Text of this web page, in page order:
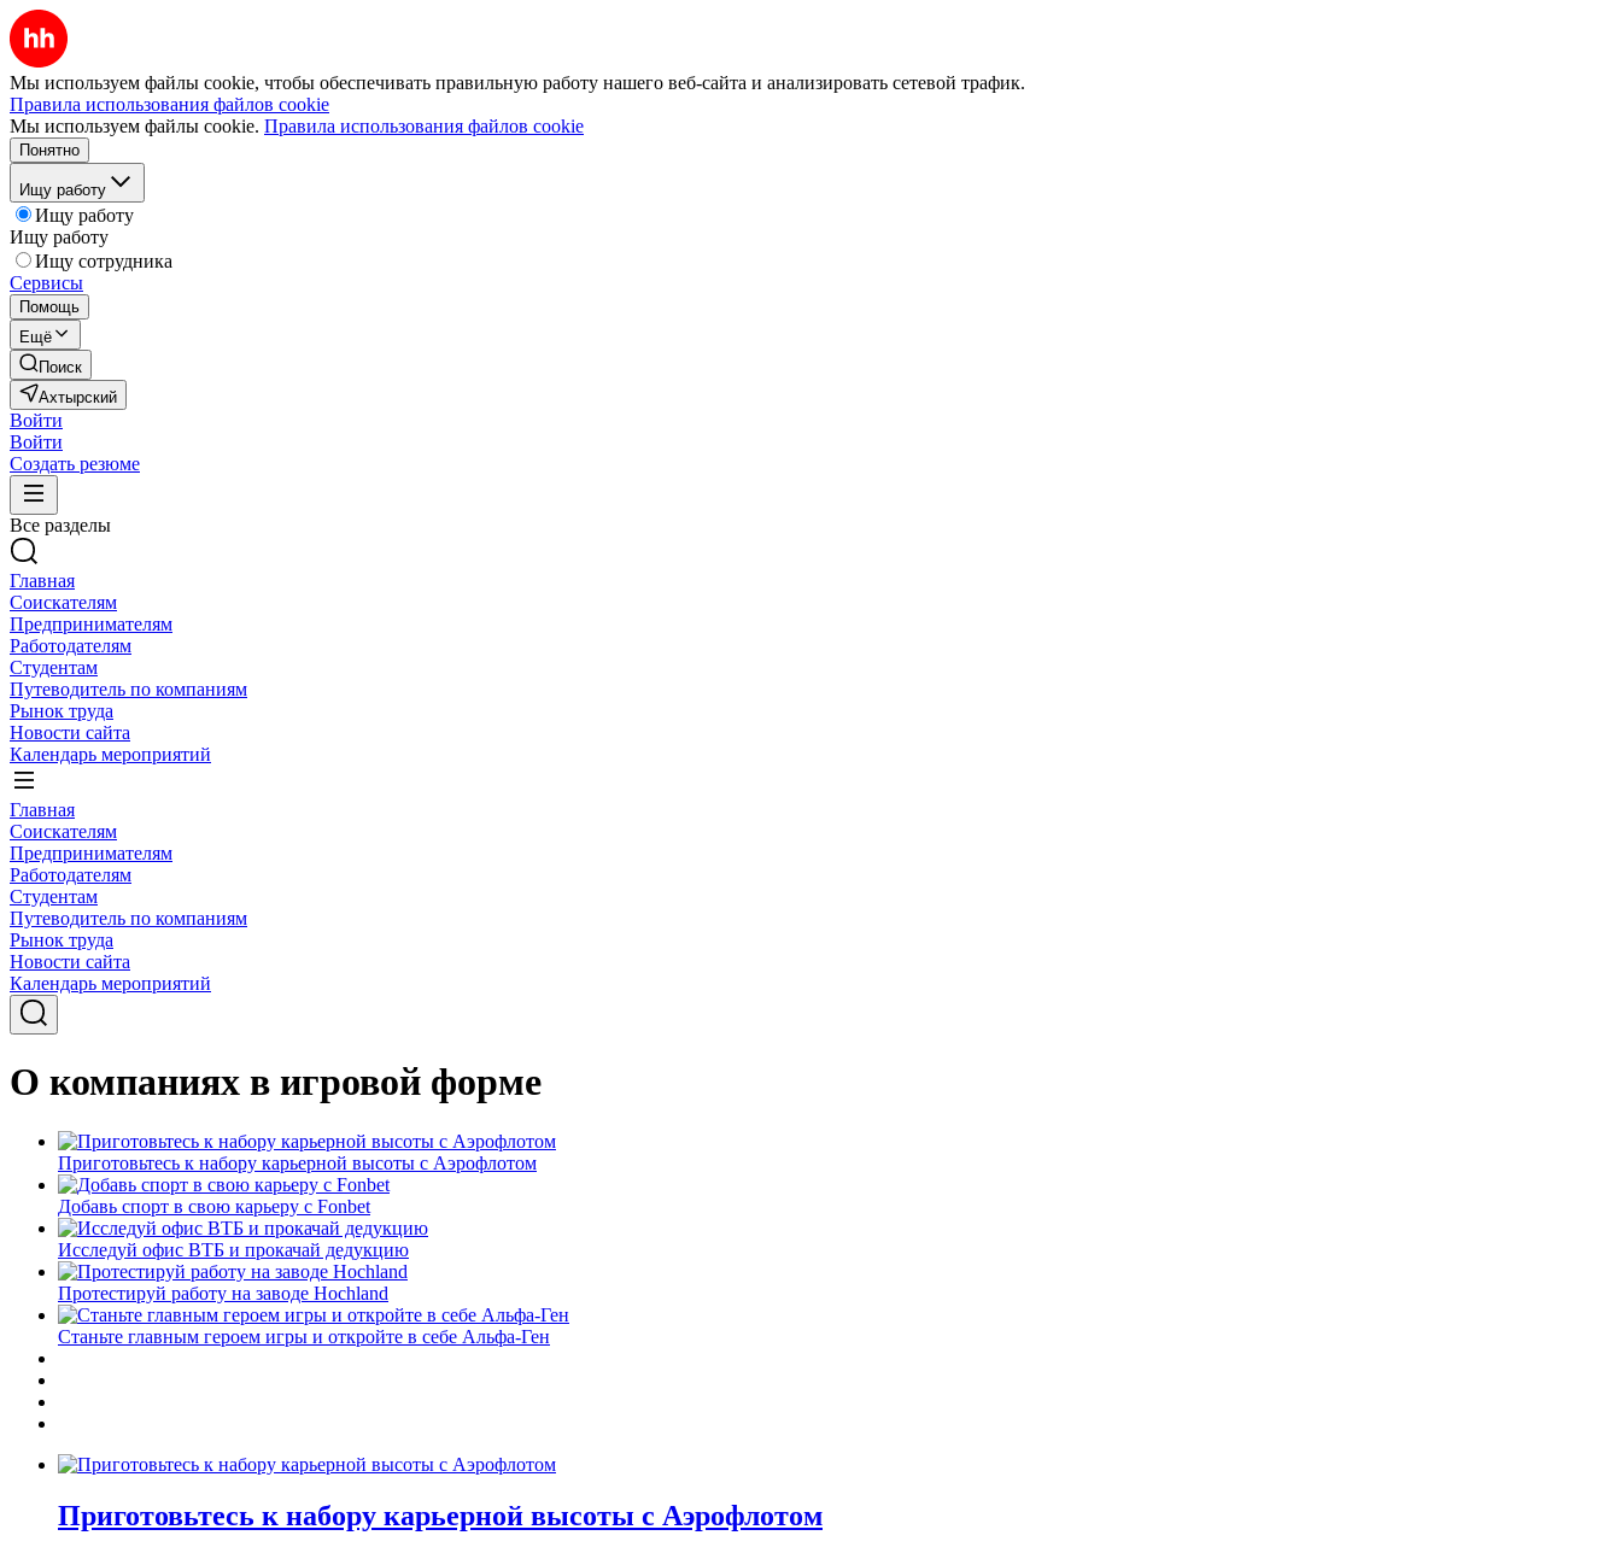
Мы используем файлы cookie, чтобы обеспечивать правильную работу нашего веб-сайта и анализировать сетевой трафик.
Правила использования файлов cookie
Мы используем файлы cookie. Правила использования файлов cookie
Понятно
Ищу работу
Ищу работу
Ищу работу
Ищу сотрудника
Сервисы
Помощь
Ещё
Поиск
Ахтырский
Войти
Войти
Создать резюме
Все разделы
Главная
Соискателям
Предпринимателям
Работодателям
Студентам
Путеводитель по компаниям
Рынок труда
Новости сайта
Календарь мероприятий
Главная
Соискателям
Предпринимателям
Работодателям
Студентам
Путеводитель по компаниям
Рынок труда
Новости сайта
Календарь мероприятий
О компаниях в игровой форме
Приготовьтесь к набору карьерной высоты с Аэрофлотом
Добавь спорт в свою карьеру с Fonbet
Исследуй офис ВТБ и прокачай дедукцию
Протестируй работу на заводе Hochland
Станьте главным героем игры и откройте в себе Альфа-Ген
Приготовьтесь к набору карьерной высоты с Аэрофлотом